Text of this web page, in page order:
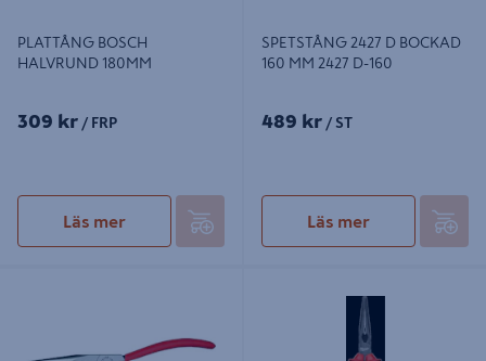
PLATTÅNG BOSCH
HALVRUND 180MM
309 kr / FRP
Läs mer
SPETSTÅNG 2427 D BOCKAD
160 MM 2427 D-160
489 kr / ST
Läs mer
NOS VDE 205MM